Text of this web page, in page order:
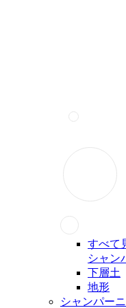
すべて
シャン
下層土
地形
シャンパー